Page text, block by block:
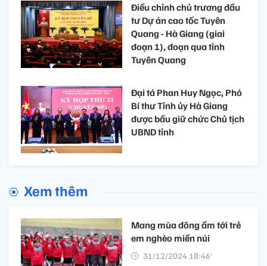
Điều chỉnh chủ trương đầu
tư Dự án cao tốc Tuyên
Quang - Hà Giang (giai
đoạn 1), đoạn qua tỉnh
Tuyên Quang
Đại tá Phan Huy Ngọc, Phó
Bí thư Tỉnh ủy Hà Giang
được bầu giữ chức Chủ tịch
UBND tỉnh
Xem thêm
Mang mùa đông ấm tới trẻ
em nghèo miền núi
31/12/2024 18:46’